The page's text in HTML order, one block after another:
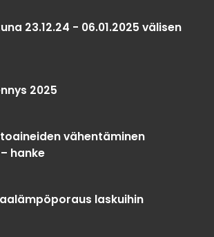
23.12.24 - 06.01.2025 välisen
2025
vähentäminen
hanke
laskuihin